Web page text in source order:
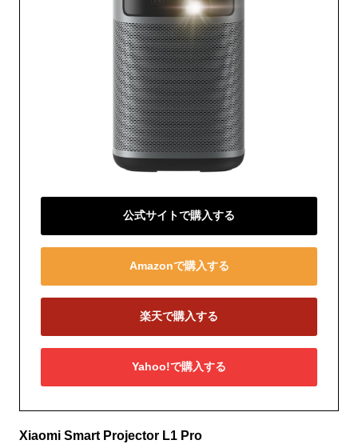
公式サイトで購入する
Amazonで購入する
楽天で購入する
Yahoo!で購入する
Xiaomi Smart Projector L1 Pro